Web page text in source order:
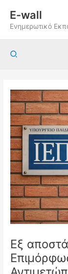
περιεχόμενο
E-wall
Ενημερωτικό
Αναζήτηση
Εξ